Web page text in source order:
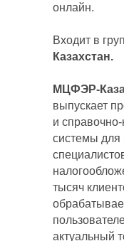
онлайн.
Входит в
Казахстан.
МЦФЭР-
выпускает
и
системы для
тысяч
актуальный